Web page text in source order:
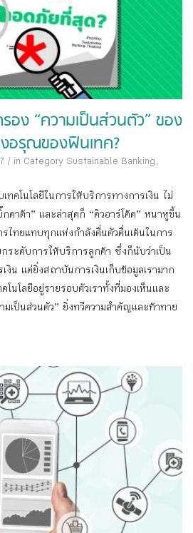
อง “ความเป็นส่วนตัว” ของ
งอรุณของฟินเทค?
/ in Category Sustainable Banking,
ทคโนโลยีในการให้บริการทางการเงิน ไม่
ดาต้า” และล่าสุดก็ “คิวอาร์โค้ด” หนาหูขึ้น
รไทยแทบทุกแห่งกำลังตื่นตัวตื่นเต้นในการ
กระดับการให้บริการลูกค้า ซึ่งก็นับว่าเป็น
งิน แต่ยิ่งสถาบันการเงินเก็บข้อมูลเรามาก
นโลยีอยู่รายรอบตัวเราทั้งที่มองเห็นและ
มเป็นส่วนตัว” ยิ่งทวีความสำคัญและท้าทาย